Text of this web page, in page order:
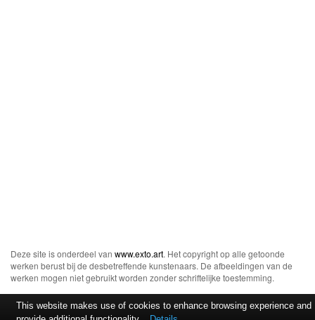
Deze site is onderdeel van www.exto.art. Het copyright op alle getoonde
werken berust bij de desbetreffende kunstenaars. De afbeeldingen van de
werken mogen niet gebruikt worden zonder schriftelijke toestemming.
This website makes use of cookies to enhance browsing experience and